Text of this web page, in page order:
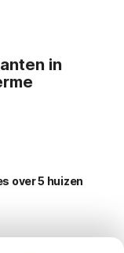
in
over 5 huizen